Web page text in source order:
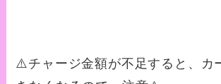
⚠️チャージ金額が不足すると、カ